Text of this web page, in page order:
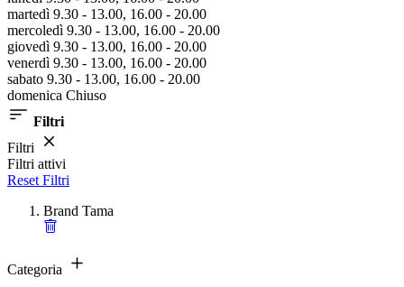
martedì 9.30 - 13.00, 16.00 - 20.00
mercoledì 9.30 - 13.00, 16.00 - 20.00
giovedì 9.30 - 13.00, 16.00 - 20.00
venerdì 9.30 - 13.00, 16.00 - 20.00
sabato 9.30 - 13.00, 16.00 - 20.00
domenica Chiuso
Filtri
Filtri
Filtri attivi
Reset Filtri
Brand Tama
Categoria